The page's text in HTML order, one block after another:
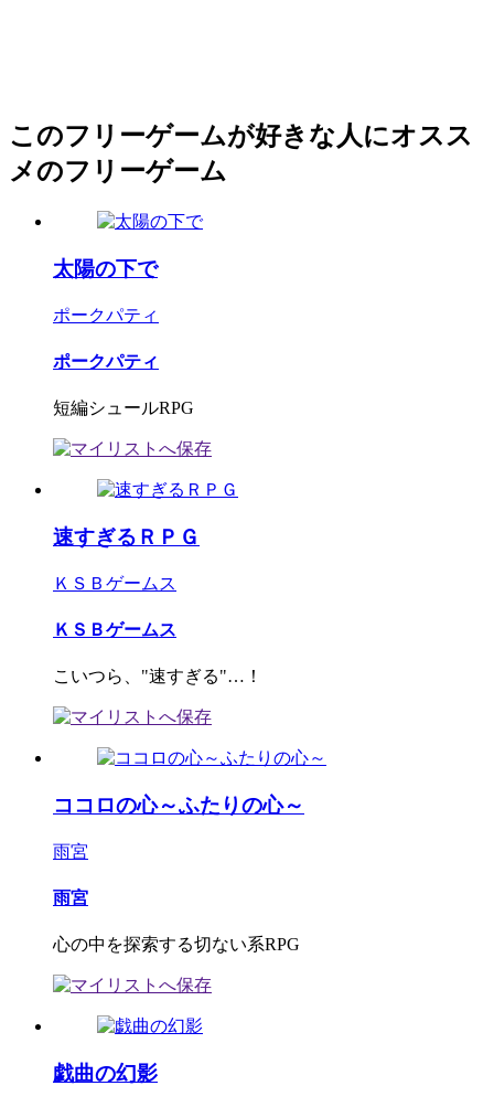
このフリーゲームが好きな人にオスス
メのフリーゲーム
太陽の下で
ポークパティ
ポークパティ
短編シュールRPG
速すぎるＲＰＧ
ＫＳＢゲームス
ＫＳＢゲームス
こいつら、"速すぎる"…！
ココロの心～ふたりの心～
雨宮
雨宮
心の中を探索する切ない系RPG
戯曲の幻影